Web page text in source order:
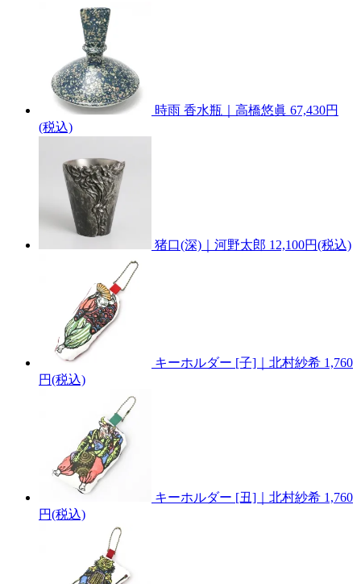
時雨 香水瓶｜高橋悠眞 67,430円
(税込)
猪口(深)｜河野太郎 12,100円(税込)
キーホルダー [子]｜北村紗希 1,760
円(税込)
キーホルダー [丑]｜北村紗希 1,760
円(税込)